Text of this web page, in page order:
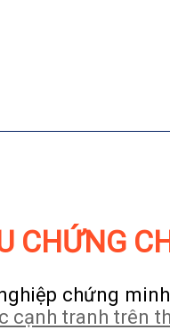
CHỨNG
chứng
cạnh tranh trên